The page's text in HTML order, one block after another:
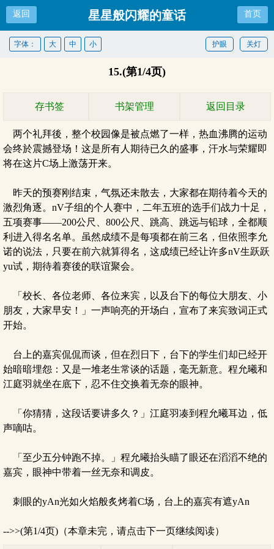
返回 星星般闪耀的童话 首页
关灯
护眼
字体： 大 中 小
15.(第1/4页)
存书签 书架管理 返回目录
两个礼拜後，整个校园像是被点燃了一样，热血沸腾的运动
会终於震撼登场！这是所有人期待已久的盛事，汗水与荣耀即
将在这片C场上激荡开来。
昨天的预赛刚结束，气氛还未散去，大家都在期待着今天的
激烈角逐。nV子组的个人赛中，二年五班的选手们战力十足，
五项赛事——200公尺、800公尺、跳高、跳远与铅球，全都顺
利进入得名名单。虽然成绩不是每项都在前三名，但依照李允
诺的说法，只要在前六就算得名，这成绩已经让许多nV生跃跃
yu试，期待着赛後的联谊聚会。
「校长、各位老师、各位来宾，以及台下的每位大朋友、小
朋友，大家早安！」一声响亮的开场白，宣布了来宾致词正式
开始。
台上的嘉宾侃侃而谈，但在烈日下，台下的学生们却已经开
始暗暗埋怨：又是一堆老生常谈的话题，毫无新意。程允曦和
江庭羽就坐在底下，忍不住交换着无奈的眼神。
「你猜猜，这段话要讲多久？」江庭羽凑到程允曦耳边，低
声嘀咕。
「至少五分钟跑不掉。」程允曦抬头瞄了眼还在滔滔不绝的
嘉宾，眼神中带着一丝无奈和调皮。
刺眼的yAn光如火焰般炙烤着C场，台上的嘉宾有遮yAn
-->>(第1/4页)（本章未完，请点击下一页继续阅读）